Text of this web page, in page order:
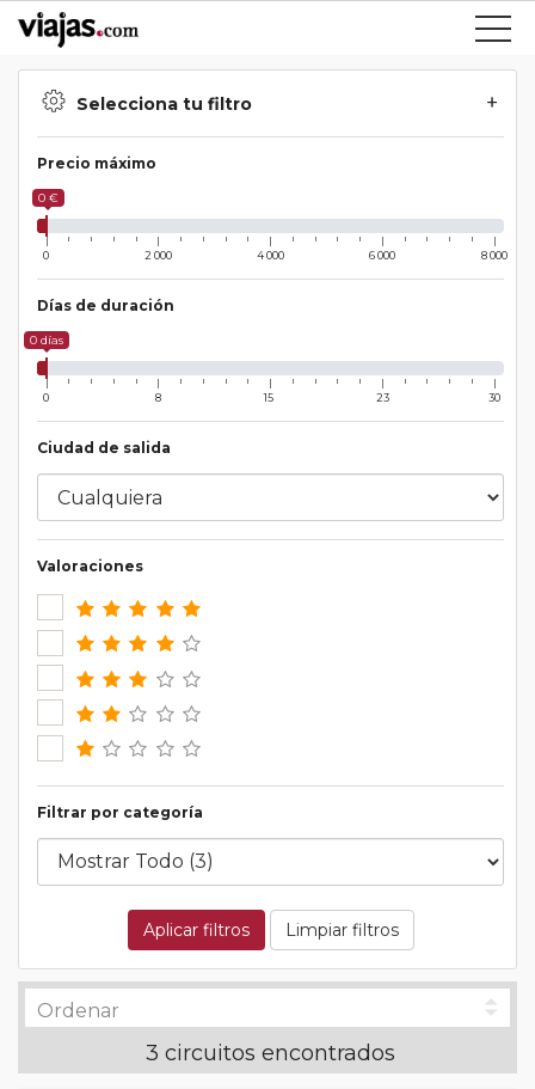
Selecciona tu filtro
Precio máximo
0 €
0 2 000 4 000 6 000 8 000
Días de duración
0 días
0 8 15 23 30
Ciudad de salida
Valoraciones
Filtrar por categoría
Aplicar filtros Limpiar filtros
3 circuitos encontrados